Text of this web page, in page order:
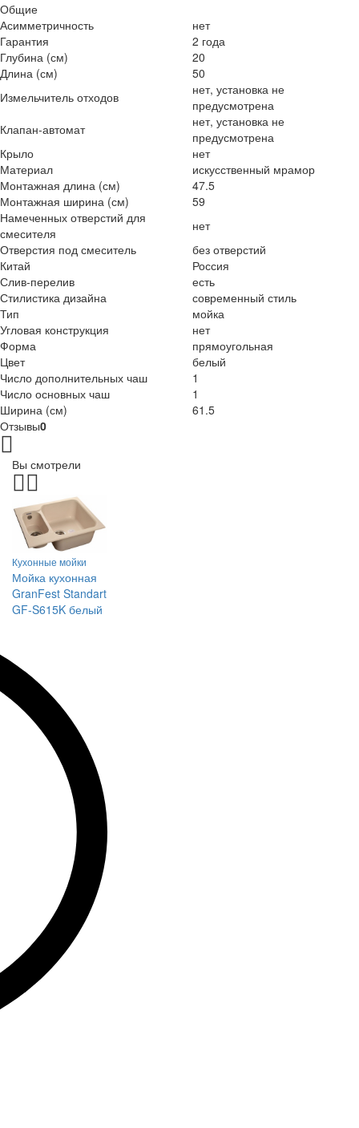
Общие
Асимметричность
нет
Гарантия
2 года
Глубина (см)
20
Длина (см)
50
Измельчитель отходов
нет, установка не
предусмотрена
Клапан-автомат
нет, установка не
предусмотрена
Крыло
нет
Материал
искусственный мрамор
Монтажная длина (см)
47.5
Монтажная ширина (см)
59
Намеченных отверстий для
смесителя
нет
Отверстия под смеситель
без отверстий
Китай
Россия
Слив-перелив
есть
Стилистика дизайна
современный стиль
Тип
мойка
Угловая конструкция
нет
Форма
прямоугольная
Цвет
белый
Число дополнительных чаш
1
Число основных чаш
1
Ширина (см)
61.5
Отзывы0
Вы смотрели
Кухонные мойки
Мойка кухонная
GranFest Standart
GF-S615K белый